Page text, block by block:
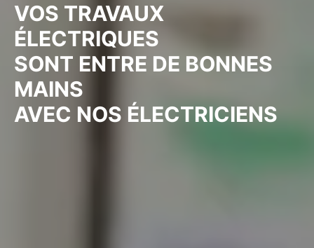
VOS TRAVAUX
ÉLECTRIQUES
SONT ENTRE DE BONNES
MAINS
AVEC NOS ÉLECTRICIENS